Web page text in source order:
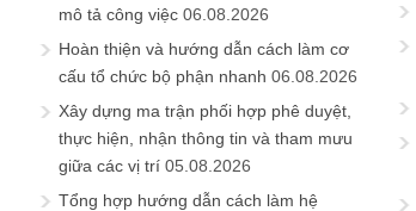
mô tả công việc 06.08.2026
Hoàn thiện và hướng dẫn cách làm cơ
cấu tổ chức bộ phận nhanh 06.08.2026
Xây dựng ma trận phối hợp phê duyệt,
thực hiện, nhận thông tin và tham mưu
giữa các vị trí 05.08.2026
Tổng hợp hướng dẫn cách làm hệ